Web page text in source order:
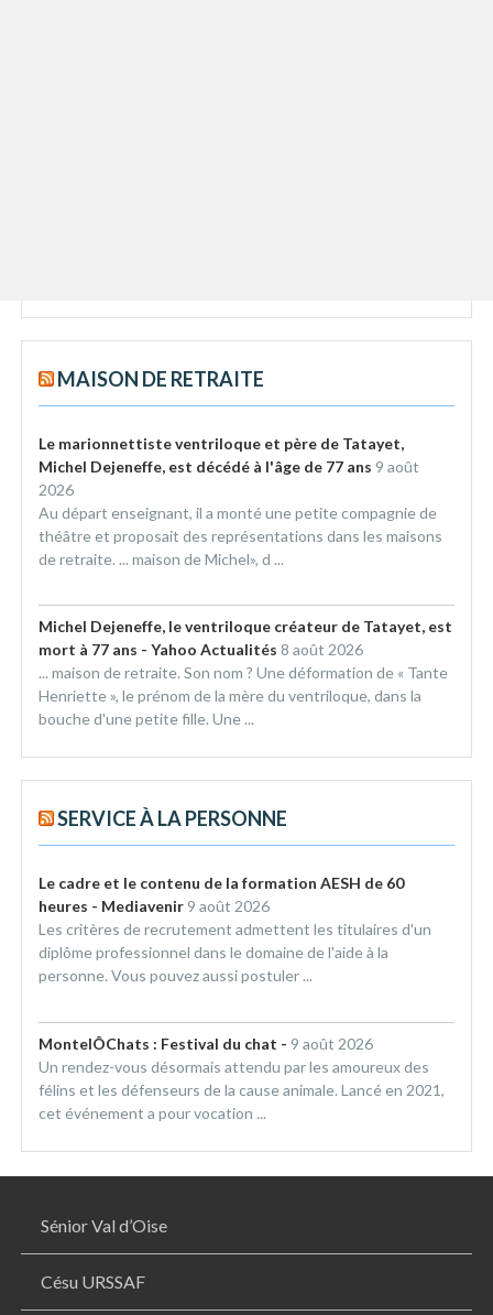
MAISON DE RETRAITE
Le marionnettiste ventriloque et père de Tatayet,
Michel Dejeneffe, est décédé à l'âge de 77 ans 9 août
2026
Au départ enseignant, il a monté une petite compagnie de
théâtre et proposait des représentations dans les maisons
de retraite. ... maison de Michel», d ...
Michel Dejeneffe, le ventriloque créateur de Tatayet, est
mort à 77 ans - Yahoo Actualités 8 août 2026
... maison de retraite. Son nom ? Une déformation de « Tante
Henriette », le prénom de la mère du ventriloque, dans la
bouche d'une petite fille. Une ...
SERVICE À LA PERSONNE
Le cadre et le contenu de la formation AESH de 60
heures - Mediavenir 9 août 2026
Les critères de recrutement admettent les titulaires d'un
diplôme professionnel dans le domaine de l'aide à la
personne. Vous pouvez aussi postuler ...
MontelÔChats : Festival du chat - 9 août 2026
Un rendez-vous désormais attendu par les amoureux des
félins et les défenseurs de la cause animale. Lancé en 2021,
cet événement a pour vocation ...
Sénior Val d’Oise
Césu URSSAF